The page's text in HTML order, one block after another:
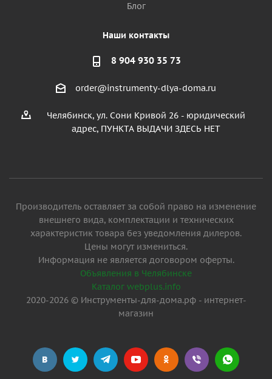
Блог
Наши контакты
8 904 930 35 73
order@instrumenty-dlya-doma.ru
Челябинск, ул. Сони Кривой 26 - юридический
адрес, ПУНКТА ВЫДАЧИ ЗДЕСЬ НЕТ
Производитель оставляет за собой право на изменение
внешнего вида, комплектации и технических
характеристик товара без уведомления дилеров.
Цены могут измениться.
Информация не является договором оферты.
Объявления в Челябинске
Каталог webplus.info
2020-2026 © Инструменты-для-дома.рф - интернет-
магазин